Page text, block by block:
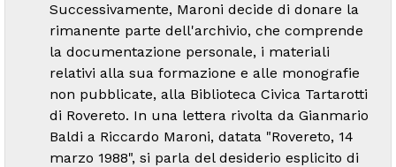
Successivamente, Maroni decide di donare la
rimanente parte dell'archivio, che comprende
la documentazione personale, i materiali
relativi alla sua formazione e alle monografie
non pubblicate, alla Biblioteca Civica Tartarotti
di Rovereto. In una lettera rivolta da Gianmario
Baldi a Riccardo Maroni, datata "Rovereto, 14
marzo 1988", si parla del desiderio esplicito di